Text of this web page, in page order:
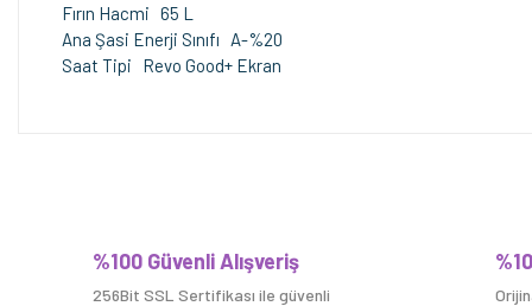
Fırın Hacmi 65 L
Ana Şasi Enerji Sınıfı A-%20
Saat Tipi Revo Good+ Ekran
%100 Güvenli Alışveriş
256Bit SSL Sertifikası ile güvenli